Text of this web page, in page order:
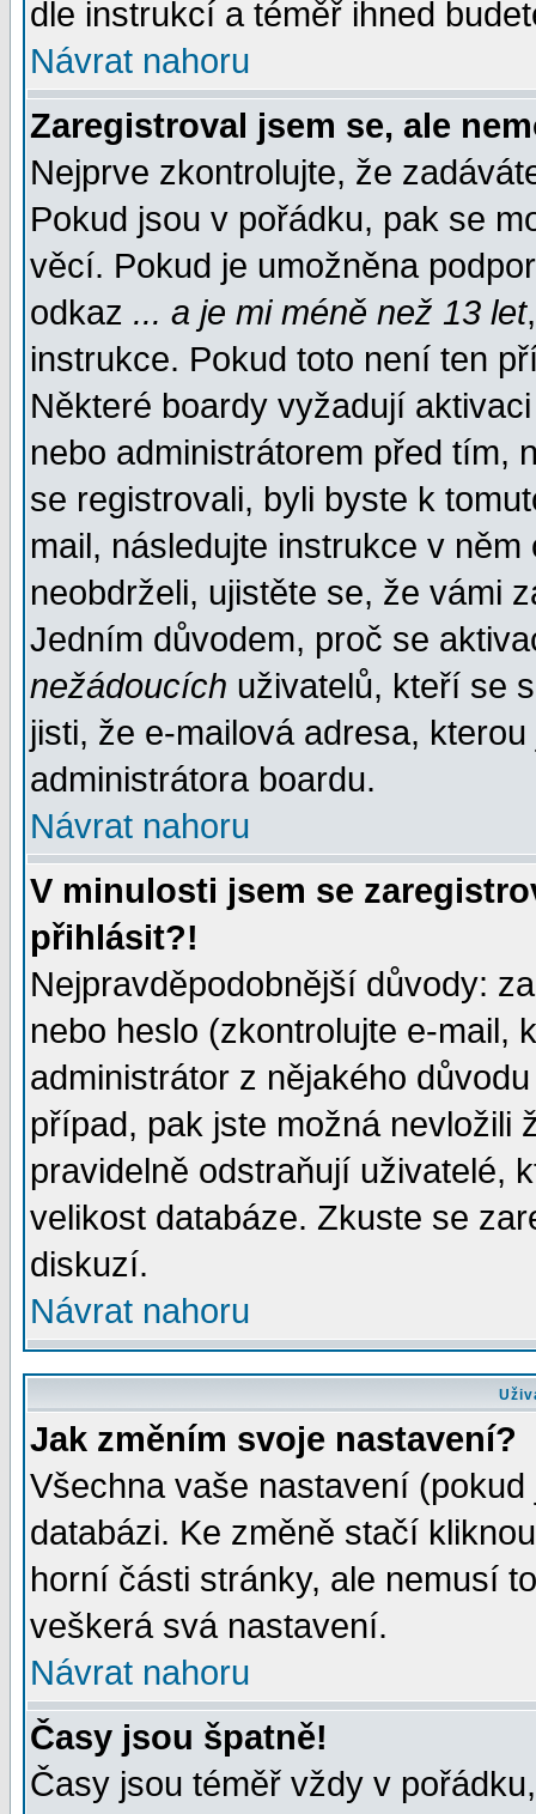
dle instrukcí a téměř ihned
Návrat nahoru
Zaregistroval jsem se, ale
Nejprve zkontrolujte, že
Pokud jsou v pořádku, pak se
věcí. Pokud je umožněna
odkaz ... a je mi méně než 13 let
instrukce. Pokud toto není ten
Některé boardy vyžadují
nebo administrátorem před tím,
se registrovali, byli byste k
mail, následujte instrukce v
neobdrželi, ujistěte se, že vámi
Jedním důvodem, proč se
nežádoucích uživatelů, kteří se
jisti, že e-mailová adresa,
administrátora boardu.
Návrat nahoru
V minulosti jsem se
přihlásit?!
Nejpravděpodobnější důvody:
nebo heslo (zkontrolujte e-mail,
administrátor z nějakého
případ, pak jste možná nevložili
pravidelně odstraňují uživatelé,
velikost databáze. Zkuste se
diskuzí.
Návrat nahoru
Jak změním svoje nastavení?
Všechna vaše nastavení
databázi. Ke změně stačí
horní části stránky, ale nemusí
veškerá svá nastavení.
Návrat nahoru
Časy jsou špatně!
Časy jsou téměř vždy v